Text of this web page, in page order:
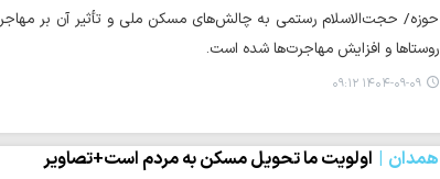
حوزه/ حجت‌الاسلام رستمی به چالش‌های مسکن ملی و تأثیر آن بر
روستاها و افزایش مهاجرت‌ها شده است.
۱۴۰۴-۰۹-۰۹ ۰۹:۱۲
همدان اولویت ما تحویل مسکن به مردم است+تصاویر